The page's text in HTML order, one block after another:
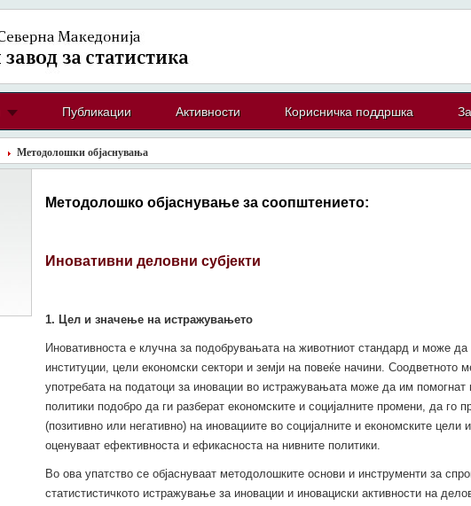
Публикации Активности Корисничка поддршка
Методолошки објаснувања
Методолошко објаснување за соопштението:
Иновативни деловни субјекти
1. Цел и значење на истражувањето
Иновативноста е клучна за подобрувањата на животниот стандард и може да
институции, цели економски сектори и земји на повеќе начини. Соодветното
употребата на податоци за иновации во истражувањата може да им помогнат
политики подобро да ги разберат економските и социјалните промени, да го
(позитивно или негативно) на иновациите во социјалните и економските цели
оценуваат ефективноста и ефикасноста на нивните политики.
Во ова упатство се објаснуваат методолошките основи и инструменти за
статистистичкото истражување за иновации и иновациски активности на